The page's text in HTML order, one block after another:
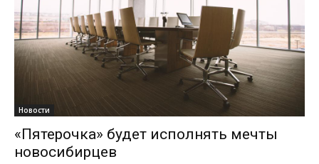
Новости
«Пятерочка» будет исполнять мечты
новосибирцев